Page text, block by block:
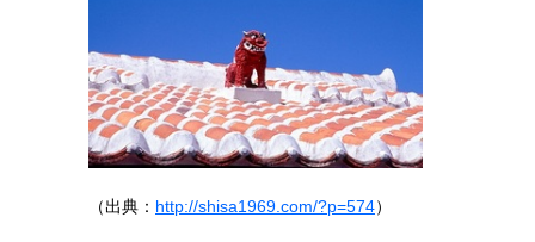
（出典： http://shisa1969.com/?p=574）